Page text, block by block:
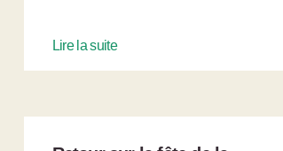
Lire la suite